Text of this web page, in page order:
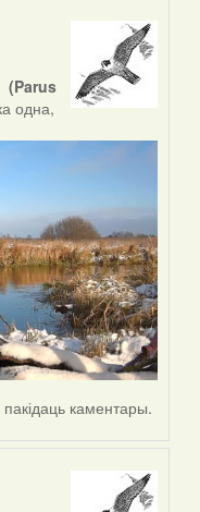
(Parus
одна,
пакідаць каментары.